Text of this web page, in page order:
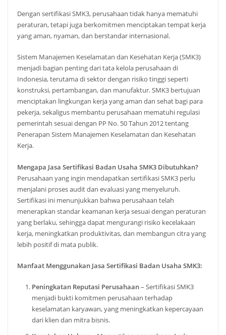
Dengan sertifikasi SMK3, perusahaan tidak hanya mematuhi
peraturan, tetapi juga berkomitmen menciptakan tempat kerja
yang aman, nyaman, dan berstandar internasional.
Sistem Manajemen Keselamatan dan Kesehatan Kerja (SMK3)
menjadi bagian penting dari tata kelola perusahaan di
Indonesia, terutama di sektor dengan risiko tinggi seperti
konstruksi, pertambangan, dan manufaktur. SMK3 bertujuan
menciptakan lingkungan kerja yang aman dan sehat bagi para
pekerja, sekaligus membantu perusahaan mematuhi regulasi
pemerintah sesuai dengan PP No. 50 Tahun 2012 tentang
Penerapan Sistem Manajemen Keselamatan dan Kesehatan
Kerja.
Mengapa Jasa Sertifikasi Badan Usaha SMK3 Dibutuhkan?
Perusahaan yang ingin mendapatkan sertifikasi SMK3 perlu
menjalani proses audit dan evaluasi yang menyeluruh.
Sertifikasi ini menunjukkan bahwa perusahaan telah
menerapkan standar keamanan kerja sesuai dengan peraturan
yang berlaku, sehingga dapat mengurangi risiko kecelakaan
kerja, meningkatkan produktivitas, dan membangun citra yang
lebih positif di mata publik.
Manfaat Menggunakan Jasa Sertifikasi Badan Usaha SMK3:
Peningkatan Reputasi Perusahaan– Sertifikasi SMK3
menjadi bukti komitmen perusahaan terhadap
keselamatan karyawan, yang meningkatkan kepercayaan
dari klien dan mitra bisnis.